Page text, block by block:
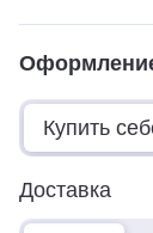
Купить
Доставка